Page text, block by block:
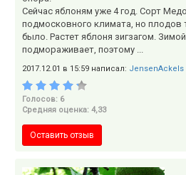
Сейчас яблоням уже 4 год. Сорт
подмосковного климата, но плодов
было. Растет яблоня зигзагом.
подмораживает, поэтому ...
2017.12.01 в 15:59 написал: JensenAckels
Голосов: 6
Средняя оценка: 4,33
Оставить отзыв